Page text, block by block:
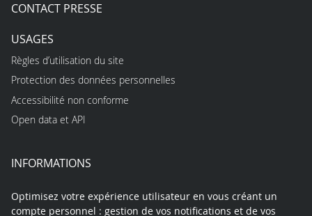
CONTACT PRESSE
USAGES
Règles d’utilisation du site
Protection des données personnelles
Accessibilité non conforme
Open data et API
INFORMATIONS
Optimisez votre expérience utilisateur en vous créant un
compte personnel : gestion de vos notifications et de vos